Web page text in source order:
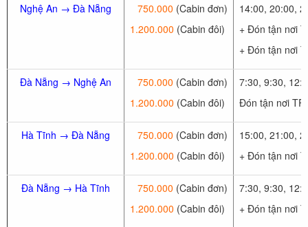
Nghệ An → Đà Nẵng 750.000 (Cabin đơn)
1.200.000 (Cabin đôi)
14:00, 20:00,
+ Đón tận nơi
+ Đón tận nơi
Đà Nẵng → Nghệ An 750.000 (Cabin đơn)
1.200.000 (Cabin đôi)
7:30, 9:30,
Đón tận nơi TP
Hà Tĩnh → Đà Nẵng 750.000 (Cabin đơn)
1.200.000 (Cabin đôi)
15:00, 21:00,
+ Đón tận nơi
Đà Nẵng → Hà Tĩnh 750.000 (Cabin đơn)
1.200.000 (Cabin đôi)
7:30, 9:30,
+ Đón tận nơi